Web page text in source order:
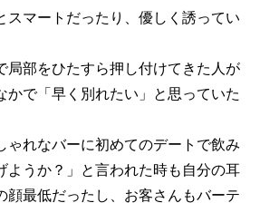
スマートだったり、優しく誘ってい
局部をひたすら押し付けてきた人が
かで「早く別れたい」と思っていた
ゃれなバーに初めてのデートで飲み
ようか？」と言われた時も自分の耳
顔最低だったし、お客さんもバーテ